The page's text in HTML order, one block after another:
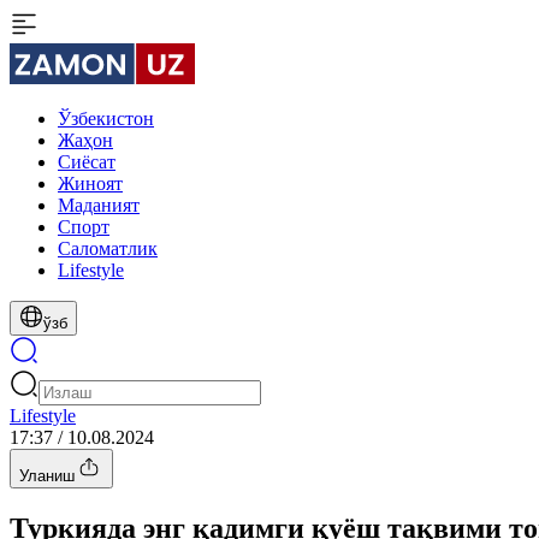
Ўзбекистон
Жаҳон
Сиёсат
Жиноят
Маданият
Спорт
Cаломатлик
Lifestyle
ўзб
Lifestyle
17:37 / 10.08.2024
Уланиш
Туркияда энг қадимги қуёш тақвими